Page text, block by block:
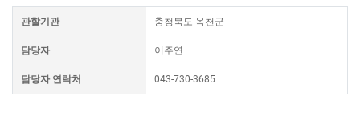
관할기관 충청북도 옥천군
담당자 이주연
담당자 연락처 043-730-3685